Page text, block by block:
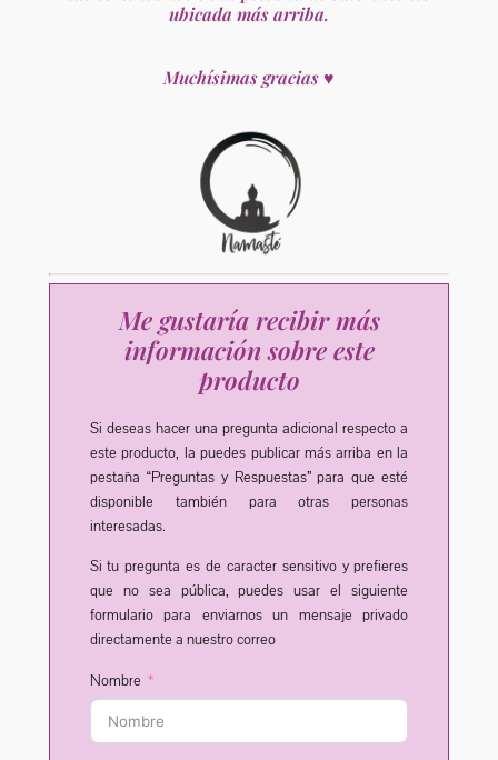
ubicada más arriba.
Muchísimas gracias ♥
Me gustaría recibir más
información sobre este
producto
Si deseas hacer una pregunta adicional respecto a
este producto, la puedes publicar más arriba en la
pestaña “Preguntas y Respuestas” para que esté
disponible también para otras personas
interesadas.
Si tu pregunta es de caracter sensitivo y prefieres
que no sea pública, puedes usar el siguiente
formulario para enviarnos un mensaje privado
directamente a nuestro correo
Nombre